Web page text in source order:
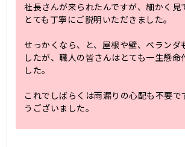
社長さんが来られたんですが、細かく見
とても丁寧にご説明いただきました。
せっかくなら、と、屋根や壁、ベランダ
したが、職人の皆さんはとても一生懸命
した。
これでしばらくは雨漏りの心配も不要で
うございました。